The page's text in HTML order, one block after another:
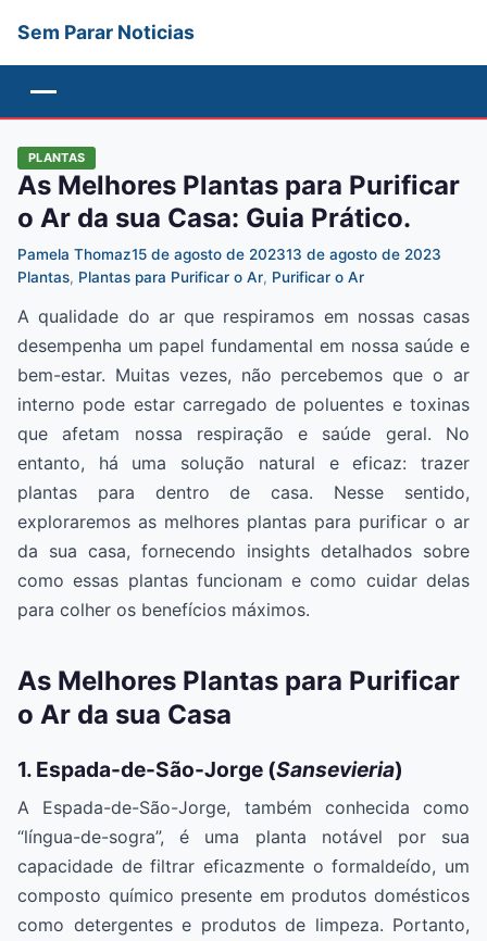
Sem Parar Noticias
PLANTAS
As Melhores Plantas para Purificar
o Ar da sua Casa: Guia Prático.
Pamela Thomaz15 de agosto de 202313 de agosto de 2023
Plantas, Plantas para Purificar o Ar, Purificar o Ar
A qualidade do ar que respiramos em nossas casas
desempenha um papel fundamental em nossa saúde e
bem-estar. Muitas vezes, não percebemos que o ar
interno pode estar carregado de poluentes e toxinas
que afetam nossa respiração e saúde geral. No
entanto, há uma solução natural e eficaz: trazer
plantas para dentro de casa. Nesse sentido,
exploraremos as melhores plantas para purificar o ar
da sua casa, fornecendo insights detalhados sobre
como essas plantas funcionam e como cuidar delas
para colher os benefícios máximos.
As Melhores Plantas para Purificar
o Ar da sua Casa
1. Espada-de-São-Jorge (Sansevieria)
A Espada-de-São-Jorge, também conhecida como
“língua-de-sogra”, é uma planta notável por sua
capacidade de filtrar eficazmente o formaldeído, um
composto químico presente em produtos domésticos
como detergentes e produtos de limpeza. Portanto,